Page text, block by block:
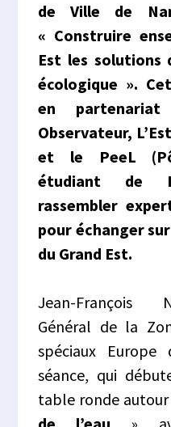
de Ville de
« Construire
Est les
écologique ».
en
Observateur,
et le PeeL
étudiant de
rassembler
pour échanger
du Grand Est.
Jean-François
Général de la
spéciaux
séance, qui
table ronde autour